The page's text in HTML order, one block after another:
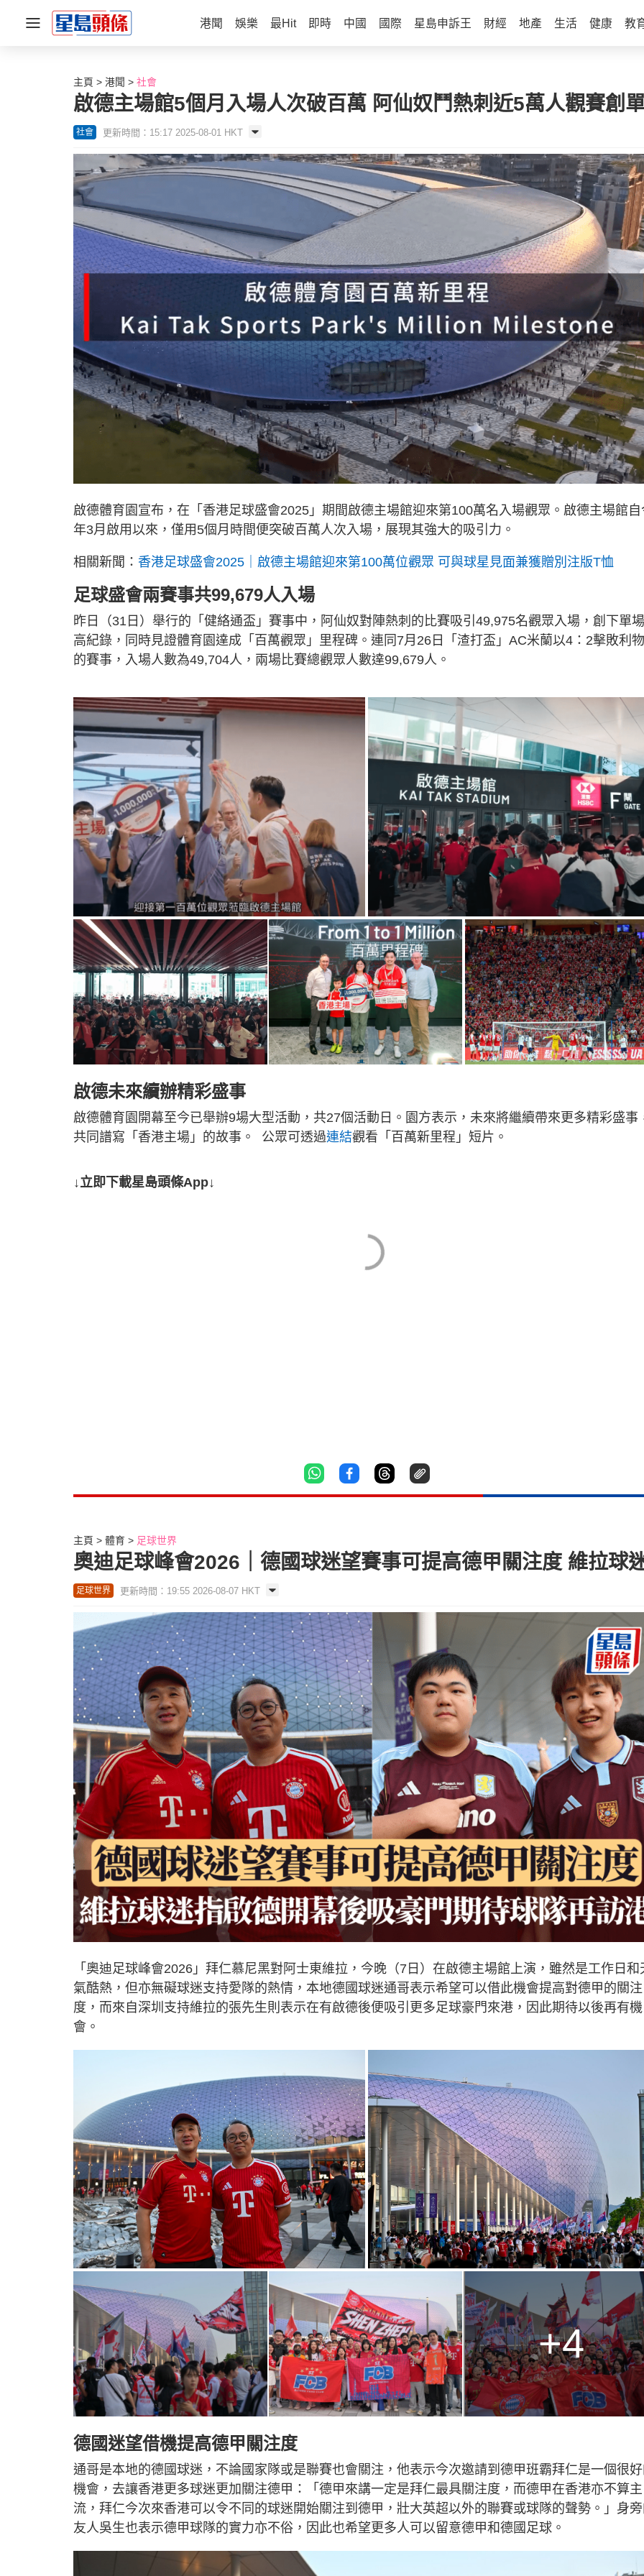
港聞 娛樂 最Hit 即時 中國 國際 星島申訴王 財經 地產 生活 健康 教
主頁 港聞 社會
啟德主場館5個月入場人次破百萬 阿仙奴鬥熱刺近5萬人觀賽創
社會 更新時間：15:17 2025-08-01 HKT
啟德體育園宣布，在「香港足球盛會2025」期間啟德主場館迎來第100萬名入場觀眾。啟德主場館自
年3月啟用以來，僅用5個月時間便突破百萬人次入場，展現其強大的吸引力。
相關新聞： 香港足球盛會2025｜啟德主場館迎來第100萬位觀眾 可與球星見面兼獲贈別注版T恤
足球盛會兩賽事共99,679人入場
昨日（31日）舉行的「健絡通盃」賽事中，阿仙奴對陣熱刺的比賽吸引49,975名觀眾入場，創下單
高紀錄，同時見證體育園達成「百萬觀眾」里程碑。連同7月26日「渣打盃」AC米蘭以4：2擊敗利
的賽事，入場人數為49,704人，兩場比賽總觀眾人數達99,679人。
啟德未來續辦精彩盛事
啟德體育園開幕至今已舉辦9場大型活動，共27個活動日。園方表示，未來將繼續帶來更多精彩盛事
共同譜寫「香港主場」的故事。 公眾可透過連結觀看「百萬新里程」短片。
↓立即下載星島頭條App↓
主頁 體育 足球世界
奧迪足球峰會2026｜德國球迷望賽事可提高德甲關注度 維拉球
足球世界 更新時間：19:55 2026-08-07 HKT
「奧迪足球峰會2026」拜仁慕尼黑對阿士東維拉，今晚（7日）在啟德主場館上演，雖然是工作日和
氣酷熱，但亦無礙球迷支持愛隊的熱情，本地德國球迷通哥表示希望可以借此機會提高對德甲的關注
度，而來自深圳支持維拉的張先生則表示在有啟德後便吸引更多足球豪門來港，因此期待以後再有機
會。
+4
德國迷望借機提高德甲關注度
通哥是本地的德國球迷，不論國家隊或是聯賽也會關注，他表示今次邀請到德甲班霸拜仁是一個很
機會，去讓香港更多球迷更加關注德甲：「德甲來講一定是拜仁最具關注度，而德甲在香港亦不算主
流，拜仁今次來香港可以令不同的球迷開始關注到德甲，壯大英超以外的聯賽或球隊的聲勢。」身
友人吳生也表示德甲球隊的實力亦不俗，因此也希望更多人可以留意德甲和德國足球。